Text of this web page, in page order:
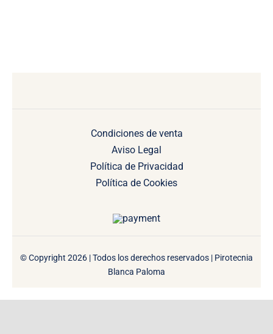
Condiciones de venta
Aviso Legal
Política de Privacidad
Política de Cookies
© Copyright 2026 | Todos los derechos reservados | Pirotecnia
Blanca Paloma